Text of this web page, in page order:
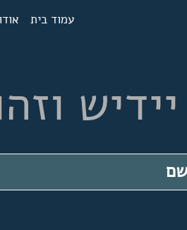
עמוד בית
שם